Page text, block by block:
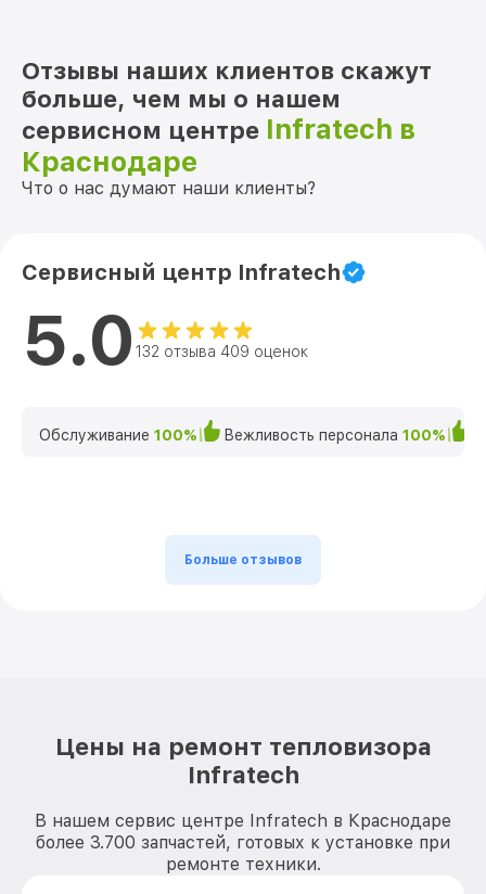
Отзывы наших клиентов скажут
больше, чем мы о нашем
сервисном центре Infratech в
Краснодаре
Что о нас думают наши клиенты?
Сервисный центр Infratech
5.0 132 отзыва 409 оценок
Обслуживание 100% Вежливость персонала 100%
Больше отзывов
Цены на ремонт тепловизора
Infratech
В нашем сервис центре Infratech в Краснодаре
более 3.700 запчастей, готовых к установке при
ремонте техники.